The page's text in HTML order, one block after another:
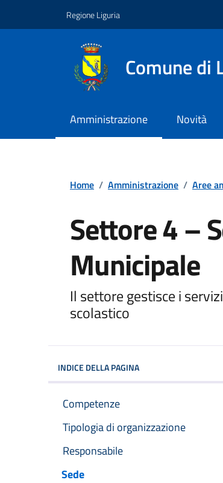
Regione Liguria
Comune di
Amministrazione Novità
Home / Amministrazione / Aree
Settore 4 –
Municipale
Unità
Il settore gestisce i
scolastico
INDICE DELLA PAGINA
Competenze
Tipologia di organizzazione
Responsabile
Sede